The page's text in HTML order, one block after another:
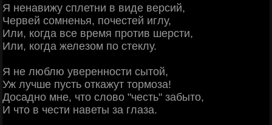
Я ненавижу сплетни в виде версий,
Червей сомненья, почестей иглу,
Или, когда все время против шерсти,
Или, когда железом по стеклу.
Я не люблю уверенности сытой,
Уж лучше пусть откажут тормоза!
Досадно мне, что слово "честь" забыто,
И что в чести наветы за глаза.